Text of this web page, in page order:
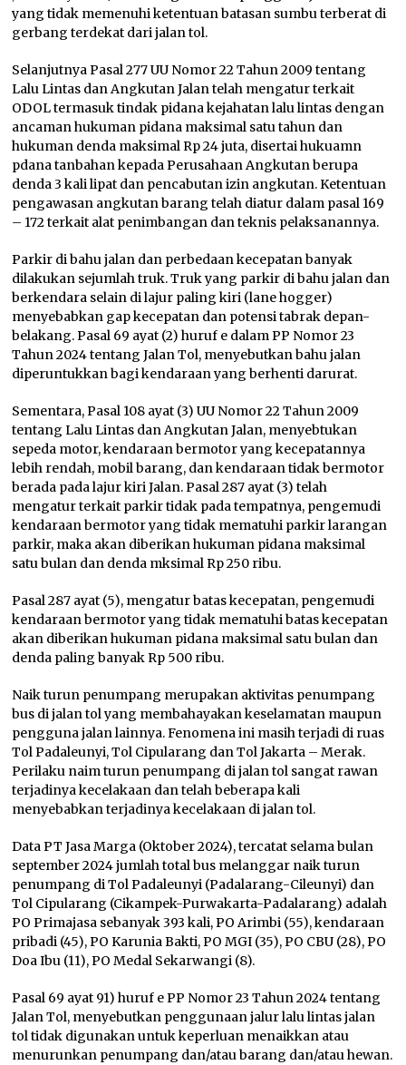
yang tidak memenuhi ketentuan batasan sumbu terberat di
gerbang terdekat dari jalan tol.
Selanjutnya Pasal 277 UU Nomor 22 Tahun 2009 tentang
Lalu Lintas dan Angkutan Jalan telah mengatur terkait
ODOL termasuk tindak pidana kejahatan lalu lintas dengan
ancaman hukuman pidana maksimal satu tahun dan
hukuman denda maksimal Rp 24 juta, disertai hukuamn
pdana tanbahan kepada Perusahaan Angkutan berupa
denda 3 kali lipat dan pencabutan izin angkutan. Ketentuan
pengawasan angkutan barang telah diatur dalam pasal 169
– 172 terkait alat penimbangan dan teknis pelaksanannya.
Parkir di bahu jalan dan perbedaan kecepatan banyak
dilakukan sejumlah truk. Truk yang parkir di bahu jalan dan
berkendara selain di lajur paling kiri (lane hogger)
menyebabkan gap kecepatan dan potensi tabrak depan-
belakang. Pasal 69 ayat (2) huruf e dalam PP Nomor 23
Tahun 2024 tentang Jalan Tol, menyebutkan bahu jalan
diperuntukkan bagi kendaraan yang berhenti darurat.
Sementara, Pasal 108 ayat (3) UU Nomor 22 Tahun 2009
tentang Lalu Lintas dan Angkutan Jalan, menyebtukan
sepeda motor, kendaraan bermotor yang kecepatannya
lebih rendah, mobil barang, dan kendaraan tidak bermotor
berada pada lajur kiri Jalan. Pasal 287 ayat (3) telah
mengatur terkait parkir tidak pada tempatnya, pengemudi
kendaraan bermotor yang tidak mematuhi parkir larangan
parkir, maka akan diberikan hukuman pidana maksimal
satu bulan dan denda mksimal Rp 250 ribu.
Pasal 287 ayat (5), mengatur batas kecepatan, pengemudi
kendaraan bermotor yang tidak mematuhi batas kecepatan
akan diberikan hukuman pidana maksimal satu bulan dan
denda paling banyak Rp 500 ribu.
Naik turun penumpang merupakan aktivitas penumpang
bus di jalan tol yang membahayakan keselamatan maupun
pengguna jalan lainnya. Fenomena ini masih terjadi di ruas
Tol Padaleunyi, Tol Cipularang dan Tol Jakarta – Merak.
Perilaku naim turun penumpang di jalan tol sangat rawan
terjadinya kecelakaan dan telah beberapa kali
menyebabkan terjadinya kecelakaan di jalan tol.
Data PT Jasa Marga (Oktober 2024), tercatat selama bulan
september 2024 jumlah total bus melanggar naik turun
penumpang di Tol Padaleunyi (Padalarang-Cileunyi) dan
Tol Cipularang (Cikampek-Purwakarta-Padalarang) adalah
PO Primajasa sebanyak 393 kali, PO Arimbi (55), kendaraan
pribadi (45), PO Karunia Bakti, PO MGI (35), PO CBU (28), PO
Doa Ibu (11), PO Medal Sekarwangi (8).
Pasal 69 ayat 91) huruf e PP Nomor 23 Tahun 2024 tentang
Jalan Tol, menyebutkan penggunaan jalur lalu lintas jalan
tol tidak digunakan untuk keperluan menaikkan atau
menurunkan penumpang dan/atau barang dan/atau hewan.